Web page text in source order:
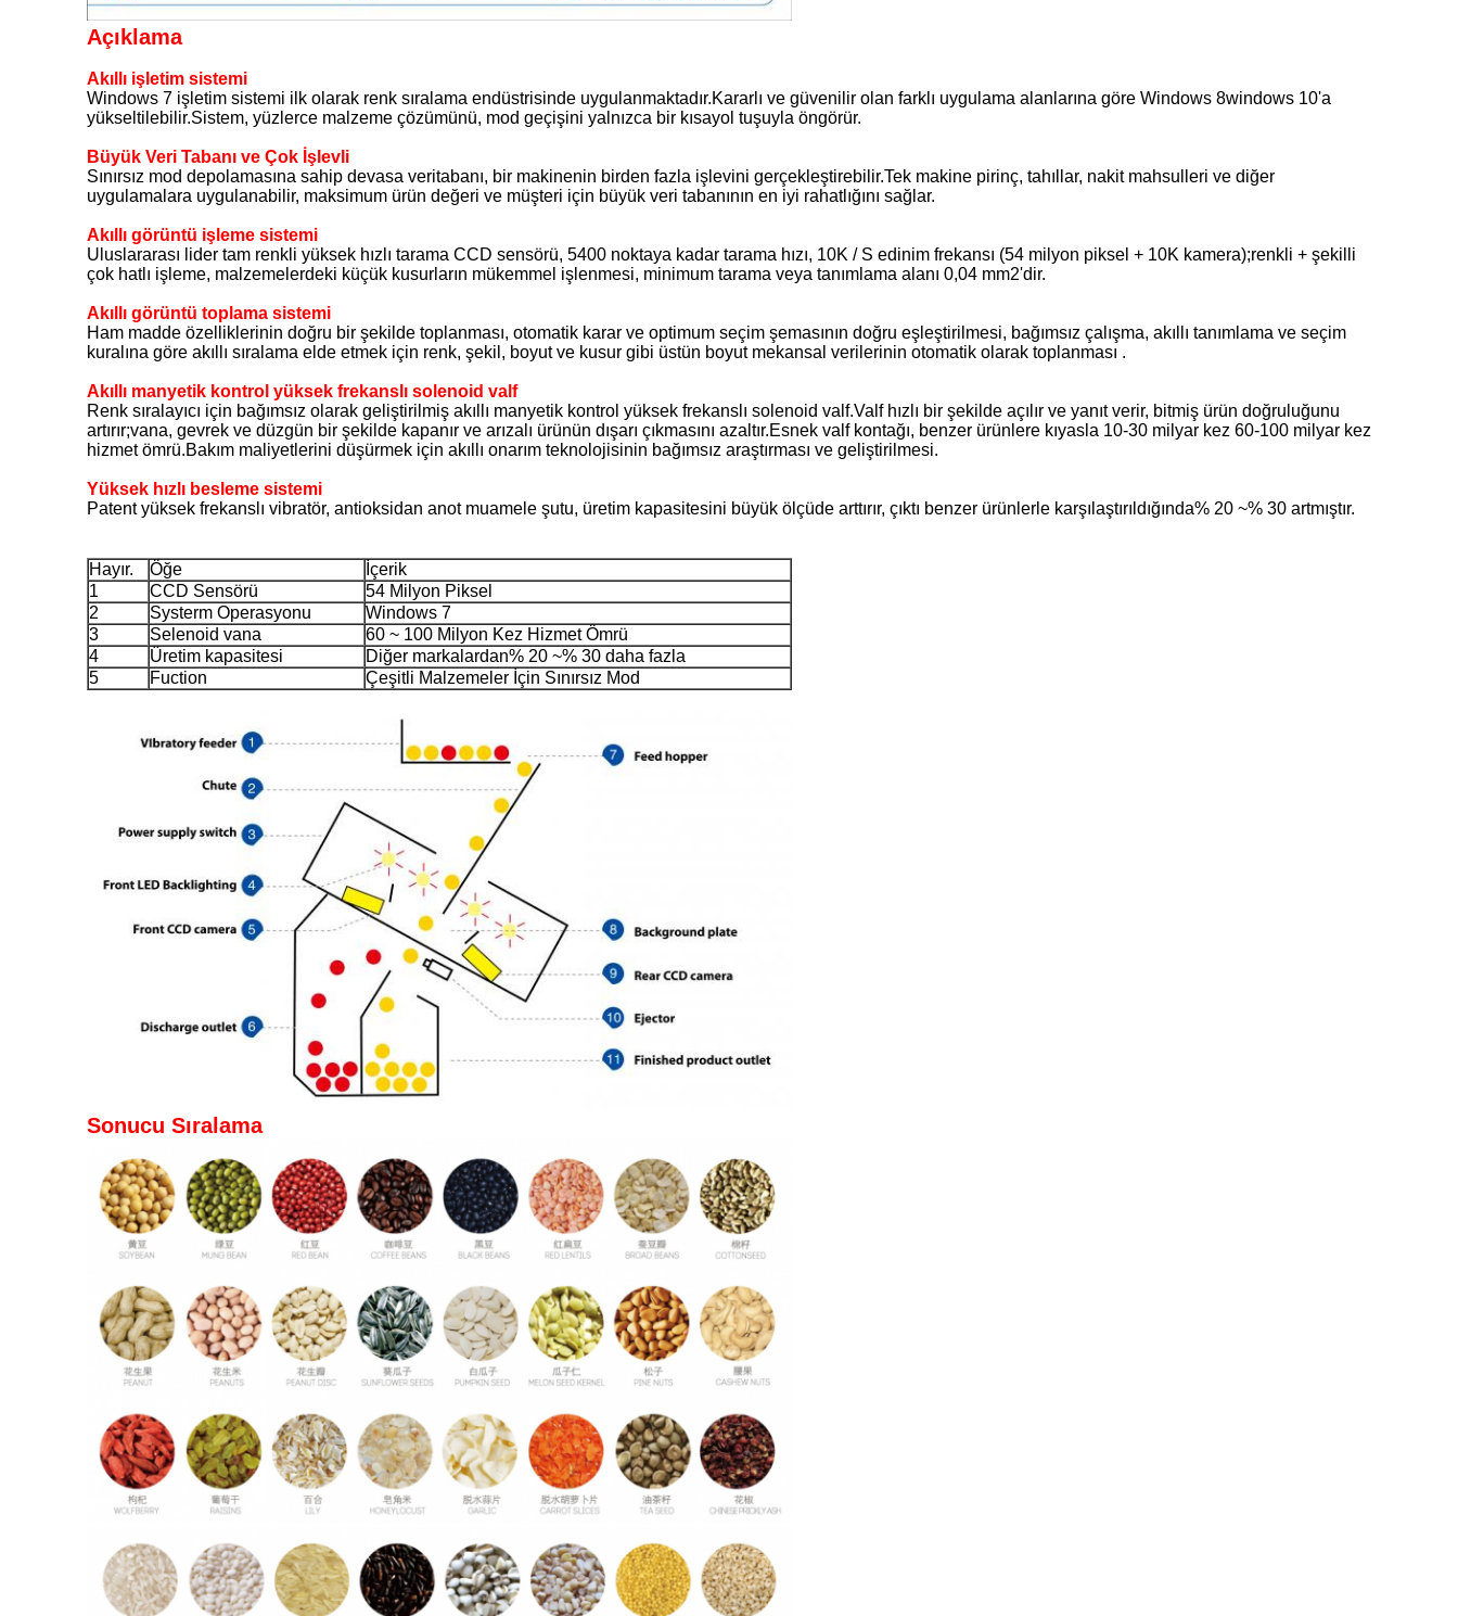
Sizi yakında arayacağız!
Sunmak
Açıklama
Akıllı işletim sistemi
Windows 7 işletim sistemi ilk olarak renk sıralama endüstrisinde uygulanmaktadır.Kararlı ve güvenilir olan farklı uygulama alanlarına göre Windows 8windows 10'a
yükseltilebilir.Sistem, yüzlerce malzeme çözümünü, mod geçişini yalnızca bir kısayol tuşuyla öngörür.
Büyük Veri Tabanı ve Çok İşlevli
Sınırsız mod depolamasına sahip devasa veritabanı, bir makinenin birden fazla işlevini gerçekleştirebilir.Tek makine pirinç, tahıllar, nakit mahsulleri ve diğer
uygulamalara uygulanabilir, maksimum ürün değeri ve müşteri için büyük veri tabanının en iyi rahatlığını sağlar.
Akıllı görüntü işleme sistemi
Uluslararası lider tam renkli yüksek hızlı tarama CCD sensörü, 5400 noktaya kadar tarama hızı, 10K / S edinim frekansı (54 milyon piksel + 10K kamera);renkli + şekilli
çok hatlı işleme, malzemelerdeki küçük kusurların mükemmel işlenmesi, minimum tarama veya tanımlama alanı 0,04 mm2'dir.
Akıllı görüntü toplama sistemi
Ham madde özelliklerinin doğru bir şekilde toplanması, otomatik karar ve optimum seçim şemasının doğru eşleştirilmesi, bağımsız çalışma, akıllı tanımlama ve seçim
kuralına göre akıllı sıralama elde etmek için renk, şekil, boyut ve kusur gibi üstün boyut mekansal verilerinin otomatik olarak toplanması .
Akıllı manyetik kontrol yüksek frekanslı solenoid valf
Renk sıralayıcı için bağımsız olarak geliştirilmiş akıllı manyetik kontrol yüksek frekanslı solenoid valf.Valf hızlı bir şekilde açılır ve yanıt verir, bitmiş ürün doğruluğunu
artırır;vana, gevrek ve düzgün bir şekilde kapanır ve arızalı ürünün dışarı çıkmasını azaltır.Esnek valf kontağı, benzer ürünlere kıyasla 10-30 milyar kez 60-100 milyar kez
hizmet ömrü.Bakım maliyetlerini düşürmek için akıllı onarım teknolojisinin bağımsız araştırması ve geliştirilmesi.
Yüksek hızlı besleme sistemi
Patent yüksek frekanslı vibratör, antioksidan anot muamele şutu, üretim kapasitesini büyük ölçüde arttırır, çıktı benzer ürünlerle karşılaştırıldığında% 20 ~% 30 artmıştır.
Hayır. Öğe
İçerik
1
CCD Sensörü
54 Milyon Piksel
2
Systerm Operasyonu
Windows 7
3
Selenoid vana
60 ~ 100 Milyon Kez Hizmet Ömrü
4
Üretim kapasitesi
Diğer markalardan% 20 ~% 30 daha fazla
5
Fuction Çeşitli Malzemeler İçin Sınırsız Mod
Sonucu Sıralama